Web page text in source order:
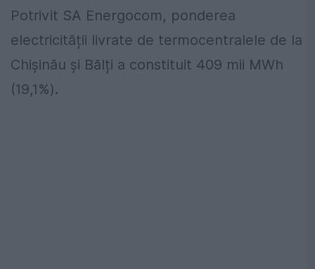
Potrivit SA Energocom, ponderea
electricității livrate de termocentralele de la
Chișinău și Bălți a constituit 409 mii MWh
(19,1%).